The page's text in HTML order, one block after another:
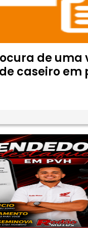
de uma
caseiro em